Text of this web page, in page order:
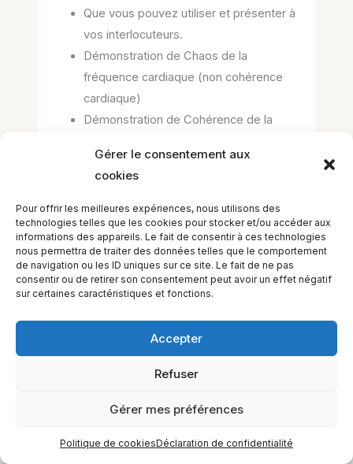
Gérer le consentement aux
cookies
Pour offrir les meilleures expériences, nous utilisons des
technologies telles que les cookies pour stocker et/ou accéder aux
informations des appareils. Le fait de consentir à ces technologies
nous permettra de traiter des données telles que le comportement
de navigation ou les ID uniques sur ce site. Le fait de ne pas
consentir ou de retirer son consentement peut avoir un effet négatif
sur certaines caractéristiques et fonctions.
Accepter
Refuser
Gérer mes préférences
Politique de cookiesDéclaration de confidentialité
Que vous pouvez utiliser et présenter à
vos interlocuteurs.
Démonstration de Chaos de la
fréquence cardiaque (non cohérence
cardiaque)
Démonstration de Cohérence de la
cardiaque
←Leçon précédent Leçon suivant→
EQUILIBIOS FORMATION Inc. 5748 9e Avenue, Montréal (QC)